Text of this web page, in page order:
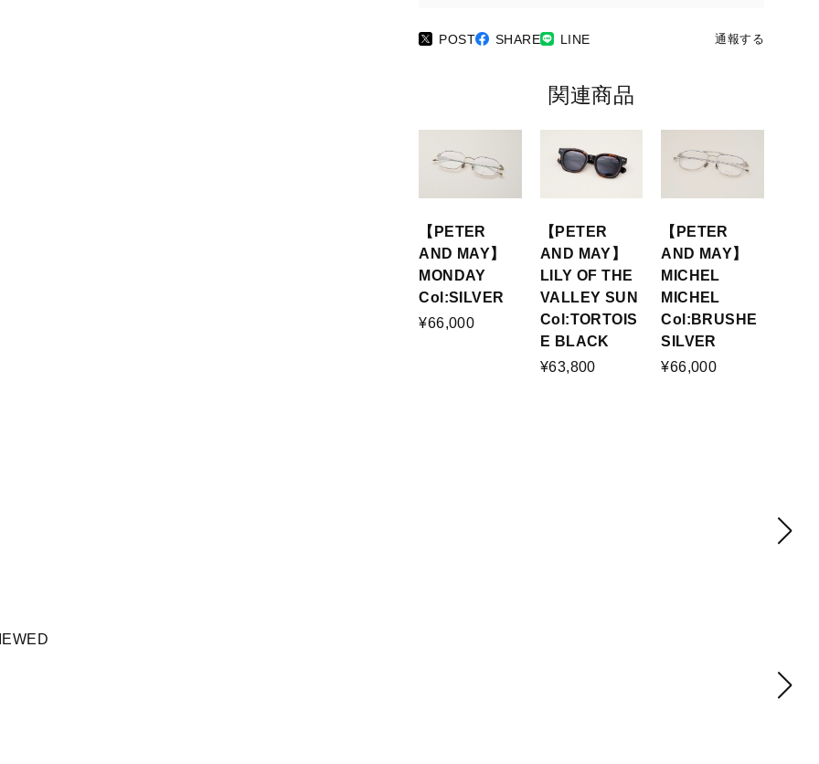
POST SHARE LINE 通報する
関連商品
【PETER
AND MAY】
MONDAY
Col:SILVER
¥66,000
【PETER
AND MAY】
LILY OF THE
VALLEY SUN
Col:TORTOIS
E BLACK
¥63,800
【PETER
AND MAY】
MICHEL
MICHEL
Col:BRUSHE
SILVER
¥66,000